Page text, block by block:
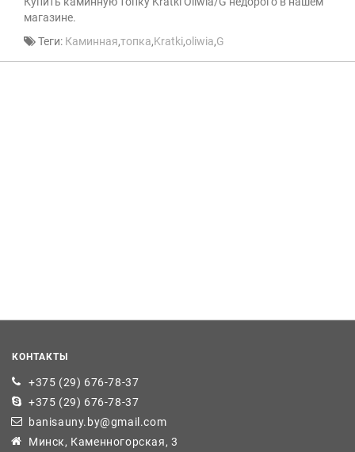
магазине.
Теги: Каминная,топка,Kratki,oliwia,G
КОНТАКТЫ
+375 (29) 676-78-37
+375 (29) 676-78-37
banisauny.by@gmail.com
Минск, Каменногорская, 3